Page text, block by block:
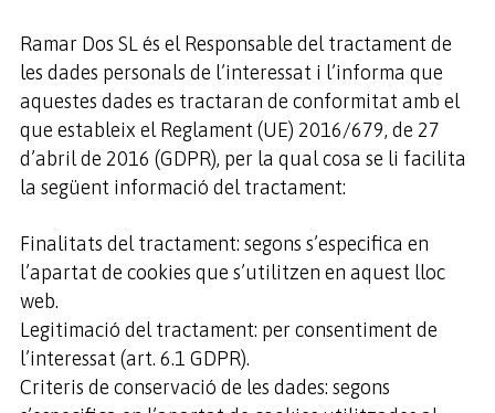
Ramar Dos SL és el Responsable del tractament de
les dades personals de l’interessat i l’informa que
aquestes dades es tractaran de conformitat amb el
que estableix el Reglament (UE) 2016/679, de 27
d’abril de 2016 (GDPR), per la qual cosa se li facilita
la següent informació del tractament:
Finalitats del tractament: segons s’especifica en
l’apartat de cookies que s’utilitzen en aquest lloc
web.
Legitimació del tractament: per consentiment de
l’interessat (art. 6.1 GDPR).
Criteris de conservació de les dades: segons